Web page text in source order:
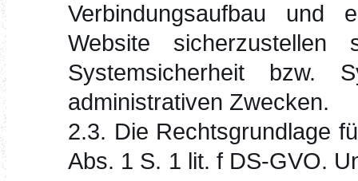
Verbindungsaufbau und
Website
Systemsicherheit bzw.
administrativen Zwecken.
2.3. Die Rechtsgrundlage
Abs. 1 S. 1 lit. f DS-GVO.